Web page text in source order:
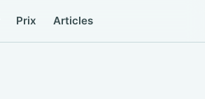
Prix Articles